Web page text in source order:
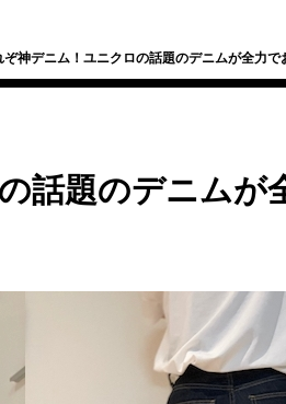
ぞ神デニム！ユニクロの話題のデニムが全力で
話題のデニムが